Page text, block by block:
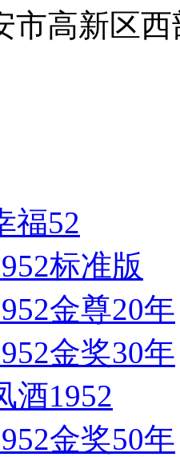
市高新区西
福52
标准版
金尊20年
金奖30年
酒1952
金奖50年